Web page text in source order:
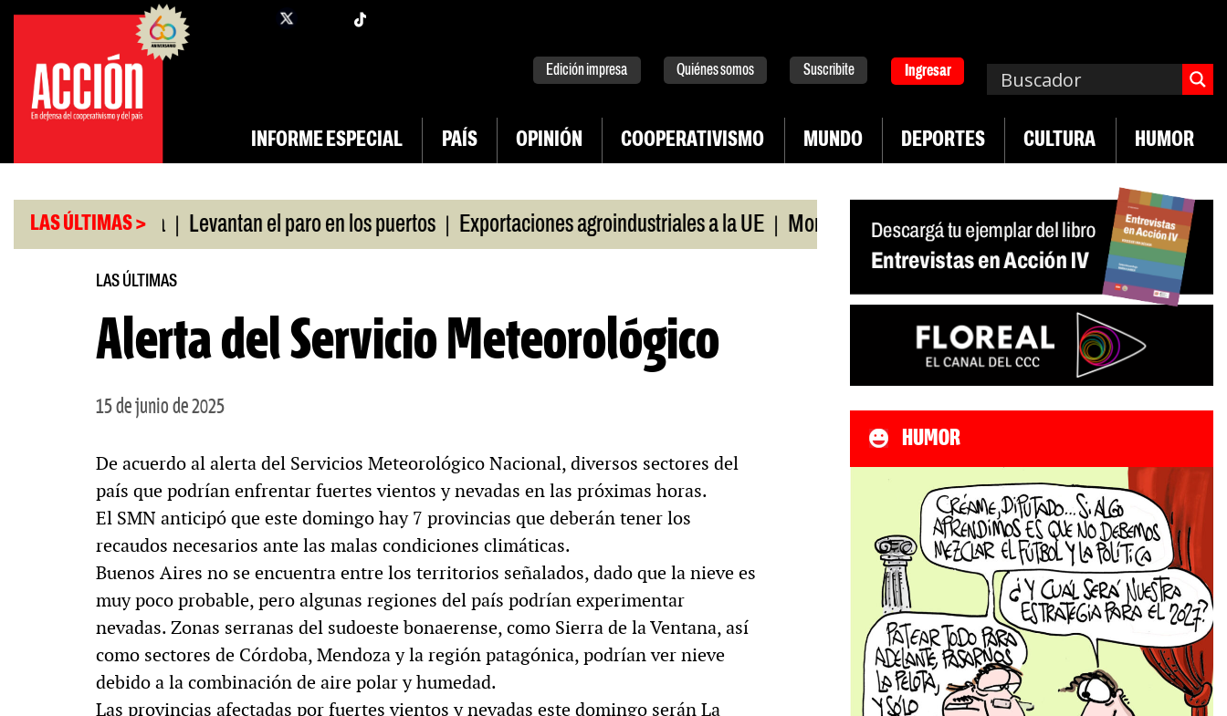
Saltar
contenido
facebook
Edición impresa Quiénes somos Suscribite Ingresar
INFORME ESPECIAL PAÍS OPINIÓN COOPERATIVISMO MUNDO DEPORTES CULTURA HUMOR
LAS ÚLTIMAS >
con China | Levantan el paro en los puertos | Exportaciones agroindustriales a la UE | Morosidad en jóvenes precarizados | Cae la actividad en
LAS ÚLTIMAS
Alerta del Servicio Meteorológico
15 de junio de 2025
De acuerdo al alerta del Servicios Meteorológico Nacional, diversos sectores del
país que podrían enfrentar fuertes vientos y nevadas en las próximas horas.
El SMN anticipó que este domingo hay 7 provincias que deberán tener los
recaudos necesarios ante las malas condiciones climáticas.
Buenos Aires no se encuentra entre los territorios señalados, dado que la nieve es
muy poco probable, pero algunas regiones del país podrían experimentar
nevadas. Zonas serranas del sudoeste bonaerense, como Sierra de la Ventana, así
como sectores de Córdoba, Mendoza y la región patagónica, podrían ver nieve
debido a la combinación de aire polar y humedad.
Las provincias afectadas por fuertes vientos y nevadas este domingo serán La
HUMOR